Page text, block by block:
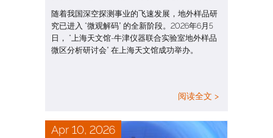
随着我国深空探测事业的飞速发展，地外样品研
究已进入 “微观解码” 的全新阶段。2026年6月5
日， “上海天文馆-牛津仪器联合实验室地外样品
微区分析研讨会” 在上海天文馆成功举办。
阅读全文 >
Apr 10, 2026